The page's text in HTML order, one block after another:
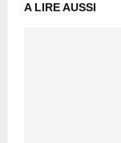
A LIRE AUSSI